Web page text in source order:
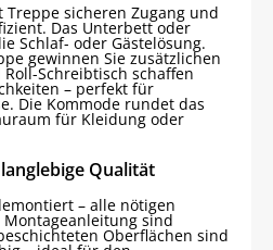
sicheren Zugang und
Das Unterbett oder
Schlaf- oder Gästelösung.
gewinnen Sie zusätzlichen
Schreibtisch schaffen
– perfekt für
Die Kommode rundet das
für Kleidung oder
Qualität
– alle nötigen
sind
Oberflächen sind